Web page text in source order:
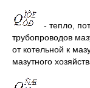
- тепло,
трубопроводов
от котельной к
мазутного